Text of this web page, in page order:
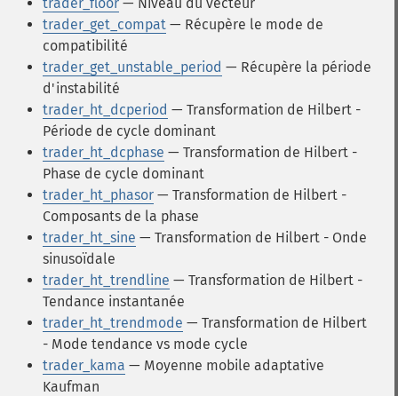
trader_get_compat — Récupère le mode de
compatibilité
trader_get_unstable_period — Récupère la période
d'instabilité
trader_ht_dcperiod — Transformation de Hilbert -
Période de cycle dominant
trader_ht_dcphase — Transformation de Hilbert -
Phase de cycle dominant
trader_ht_phasor — Transformation de Hilbert -
Composants de la phase
trader_ht_sine — Transformation de Hilbert - Onde
sinusoïdale
trader_ht_trendline — Transformation de Hilbert -
Tendance instantanée
trader_ht_trendmode — Transformation de Hilbert
- Mode tendance vs mode cycle
trader_kama — Moyenne mobile adaptative
Kaufman